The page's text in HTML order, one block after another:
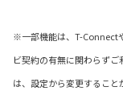
※一部機能は、T-Connect
ビ契約の有無に関わらず
は、設定から変更すること